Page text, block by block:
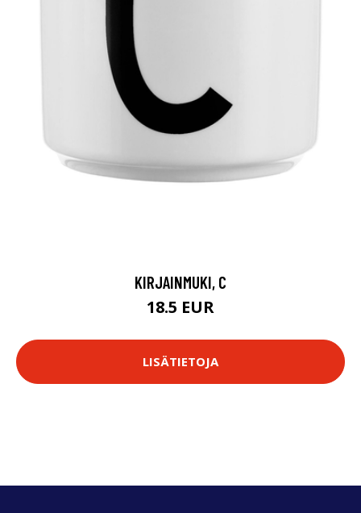
KIRJAINMUKI, C
18.5 EUR
LISÄTIETOJA